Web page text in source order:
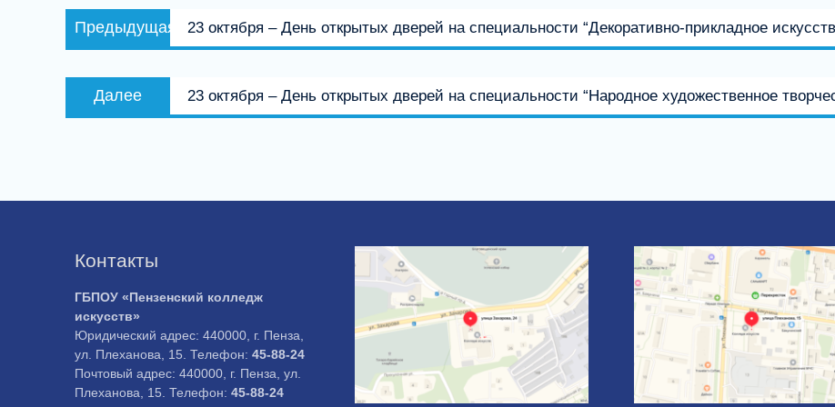
Навигация
по
Предыдущая
запись:
23 октября – День открытых дверей на специальности “Декоративно-прикладное
Далее
запись:
23 октября – День открытых дверей на специальности “Народное художественное
Контакты
ГБПОУ «Пензенский колледж
искусств»
Юридический адрес: 440000, г. Пенза,
ул. Плеханова, 15. Телефон: 45-88-24
Почтовый адрес: 440000, г. Пенза, ул.
Плеханова, 15. Телефон: 45-88-24